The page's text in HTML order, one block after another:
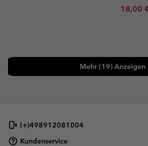
18,00
Mehr (19) Anzeigen
(+)498912081004
Kundenservice